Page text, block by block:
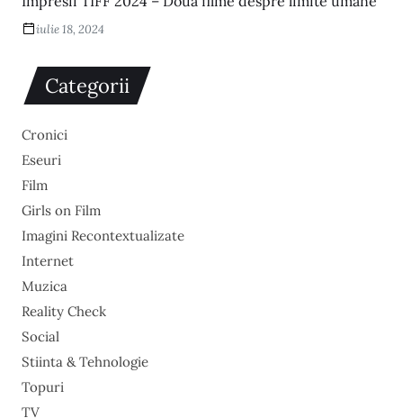
iulie 18, 2024
Categorii
Cronici
Eseuri
Film
Girls on Film
Imagini Recontextualizate
Internet
Muzica
Reality Check
Social
Stiinta & Tehnologie
Topuri
TV